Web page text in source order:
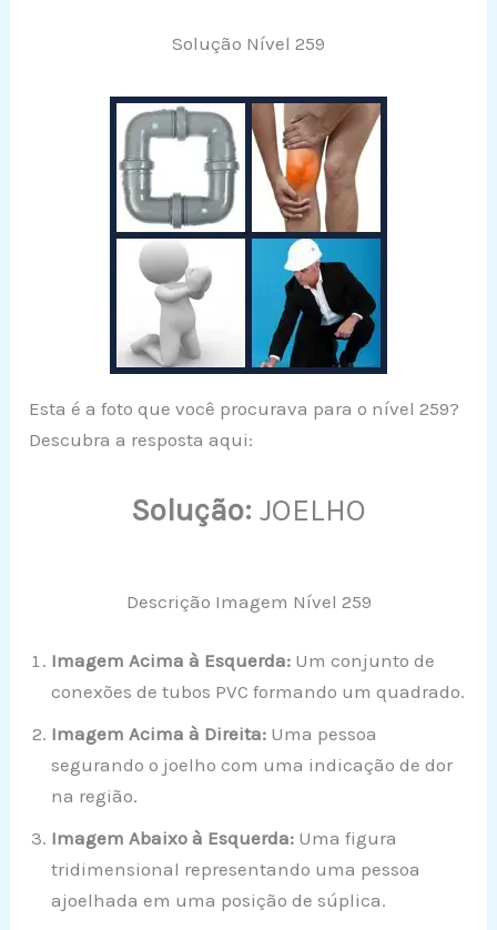
Solução Nível 259
Esta é a foto que você procurava para o nível 259?
Descubra a resposta aqui:
Solução: JOELHO
Descrição Imagem Nível 259
Imagem Acima à Esquerda: Um conjunto de
conexões de tubos PVC formando um quadrado.
Imagem Acima à Direita: Uma pessoa
segurando o joelho com uma indicação de dor
na região.
Imagem Abaixo à Esquerda: Uma figura
tridimensional representando uma pessoa
ajoelhada em uma posição de súplica.